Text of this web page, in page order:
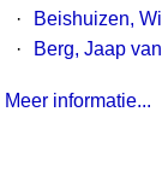
·
Beishuizen,
·
Berg, Jaap
Meer informatie...